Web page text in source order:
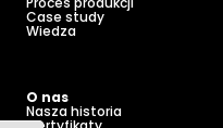
Case study
Wiedza
O nas
Nasza historia